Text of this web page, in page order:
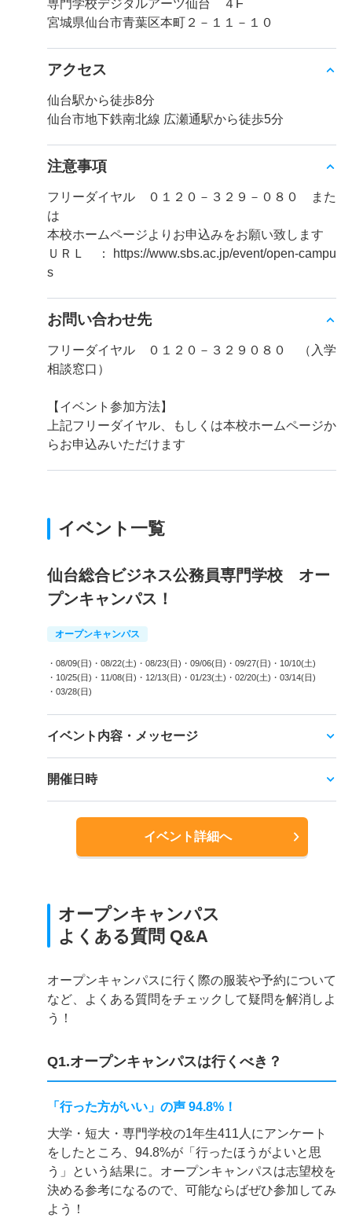
専門学校デジタルアーツ仙台 ４F
宮城県仙台市青葉区本町２－１１－１０
アクセス
仙台駅から徒歩8分
仙台市地下鉄南北線 広瀬通駅から徒歩5分
注意事項
フリーダイヤル ０１２０－３２９－０８０ また
は
本校ホームページよりお申込みをお願い致します
ＵＲＬ ： https://www.sbs.ac.jp/event/open-campu
s
お問い合わせ先
フリーダイヤル ０１２０－３２９０８０ （入学
相談窓口）
【イベント参加方法】
上記フリーダイヤル、もしくは本校ホームページか
らお申込みいただけます
イベント一覧
仙台総合ビジネス公務員専門学校 オー
プンキャンパス！
オープンキャンパス
・08/09(日) ・08/22(土) ・08/23(日) ・09/06(日) ・09/27(日) ・10/10(土)
・10/25(日) ・11/08(日) ・12/13(日) ・01/23(土) ・02/20(土) ・03/14(日)
・03/28(日)
イベント内容・メッセージ
開催日時
イベント詳細へ
オープンキャンパス
よくある質問 Q&A
オープンキャンパスに行く際の服装や予約について
など、よくある質問をチェックして疑問を解消しよ
う！
Q1.オープンキャンパスは行くべき？
「行った方がいい」の声 94.8%！
大学・短大・専門学校の1年生411人にアンケート
をしたところ、94.8%が「行ったほうがよいと思
う」という結果に。オープンキャンパスは志望校を
決める参考になるので、可能ならばぜひ参加してみ
よう！